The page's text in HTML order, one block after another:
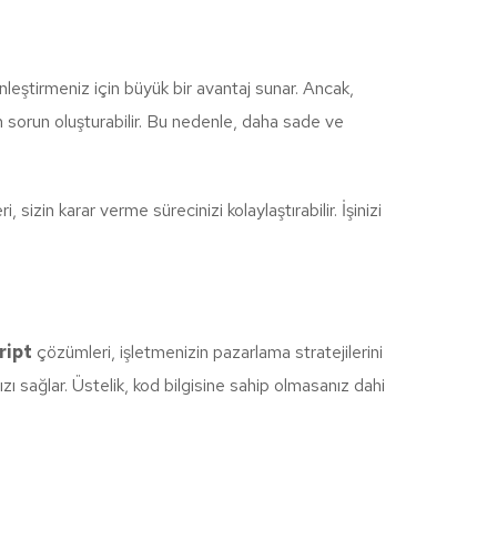
için büyük bir avantaj sunar. Ancak,
sorun oluşturabilir. Bu nedenle, daha sade ve
sizin karar verme sürecinizi kolaylaştırabilir. İşinizi
çözümleri, işletmenizin pazarlama stratejilerini
sağlar. Üstelik, kod bilgisine sahip olmasanız dahi